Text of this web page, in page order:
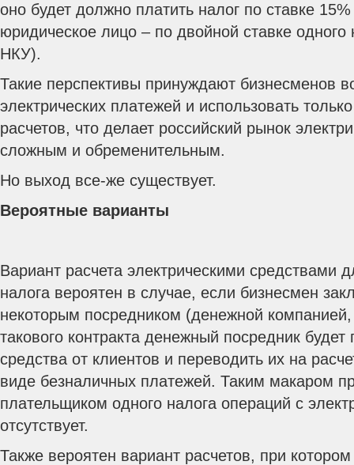
оно будет должно платить налог по ставке
юридическое лицо – по двойной ставке
НКУ).
Такие перспективы принуждают бизнесменов
электрических платежей и использовать
расчетов, что делает российский рынок
сложным и обременительным.
Но выход все-же существует.
Вероятные варианты
Вариант расчета электрическими средствами
налога вероятен в случае, если бизнесмен
некоторым посредником (денежной
такового контракта денежный посредник будет
средства от клиентов и переводить их на
виде безналичных платежей. Таким макаром
плательщиком одного налога операций с
отсутствует.
Также вероятен вариант расчетов, при